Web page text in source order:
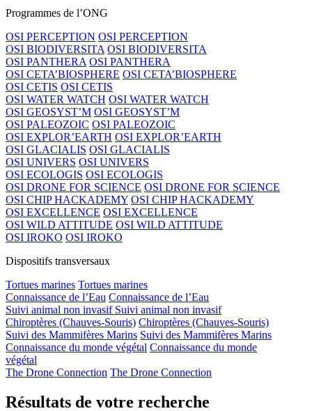
Programmes de l’ONG
OSI PERCEPTION OSI PERCEPTION
OSI BIODIVERSITA OSI BIODIVERSITA
OSI PANTHERA OSI PANTHERA
OSI CETA’BIOSPHERE OSI CETA’BIOSPHERE
OSI CETIS OSI CETIS
OSI WATER WATCH OSI WATER WATCH
OSI GEOSYST’M OSI GEOSYST’M
OSI PALEOZOIC OSI PALEOZOIC
OSI EXPLOR’EARTH OSI EXPLOR’EARTH
OSI GLACIALIS OSI GLACIALIS
OSI UNIVERS OSI UNIVERS
OSI ECOLOGIS OSI ECOLOGIS
OSI DRONE FOR SCIENCE OSI DRONE FOR SCIENCE
OSI CHIP HACKADEMY OSI CHIP HACKADEMY
OSI EXCELLENCE OSI EXCELLENCE
OSI WILD ATTITUDE OSI WILD ATTITUDE
OSI IROKO OSI IROKO
Dispositifs transversaux
Tortues marines Tortues marines
Connaissance de l’Eau Connaissance de l’Eau
Suivi animal non invasif Suivi animal non invasif
Chiroptères (Chauves-Souris) Chiroptères (Chauves-Souris)
Suivi des Mammifères Marins Suivi des Mammifères Marins
Connaissance du monde végétal Connaissance du monde
végétal
The Drone Connection The Drone Connection
Résultats de votre recherche